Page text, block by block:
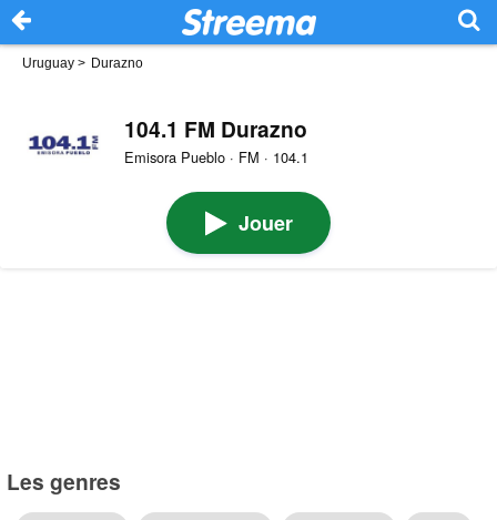
Uruguay > Durazno
104.1 FM Durazno
Emisora Pueblo · FM · 104.1
Jouer
Les genres